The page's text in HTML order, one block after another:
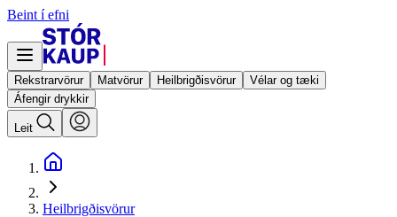
Beint í efni
Rekstrarvörur Matvörur Heilbrigðisvörur
Vélar og tæki
Áfengir drykkir
Leit
Heilbrigðisvörur